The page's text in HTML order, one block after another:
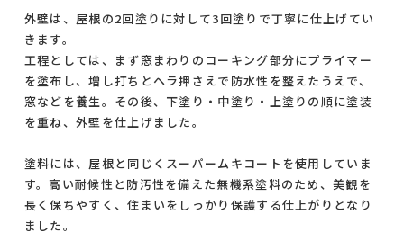
外壁は、屋根の2回塗りに対して3回塗りで丁寧に仕上げてい
きます。
工程としては、まず窓まわりのコーキング部分にプライマー
を塗布し、増し打ちとヘラ押さえで防水性を整えたうえで、
窓などを養生。その後、下塗り・中塗り・上塗りの順に塗装
を重ね、外壁を仕上げました。
塗料には、屋根と同じくスーパームキコートを使用していま
す。高い耐候性と防汚性を備えた無機系塗料のため、美観を
長く保ちやすく、住まいをしっかり保護する仕上がりとなり
ました。